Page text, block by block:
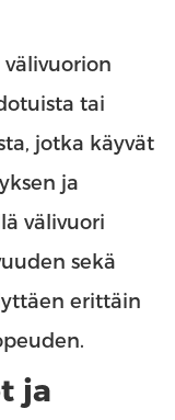
välivuorion
tai
jotka käyvät
ja
välivuori
sekä
erittäin
ja